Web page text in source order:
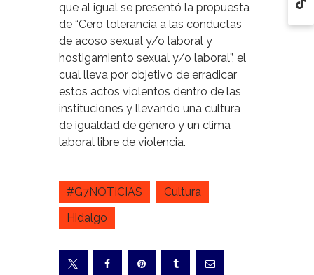
que al igual se presentó la propuesta
de “Cero tolerancia a las conductas
de acoso sexual y/o laboral y
hostigamiento sexual y/o laboral”, el
cual lleva por objetivo de erradicar
estos actos violentos dentro de las
instituciones y llevando una cultura
de igualdad de género y un clima
laboral libre de violencia.
#G7NOTICIAS
Cultura
Hidalgo